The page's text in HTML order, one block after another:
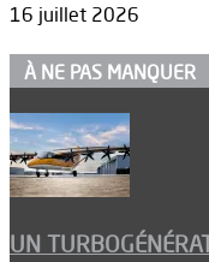
16 juillet 2026
À NE PAS MANQUER
UN